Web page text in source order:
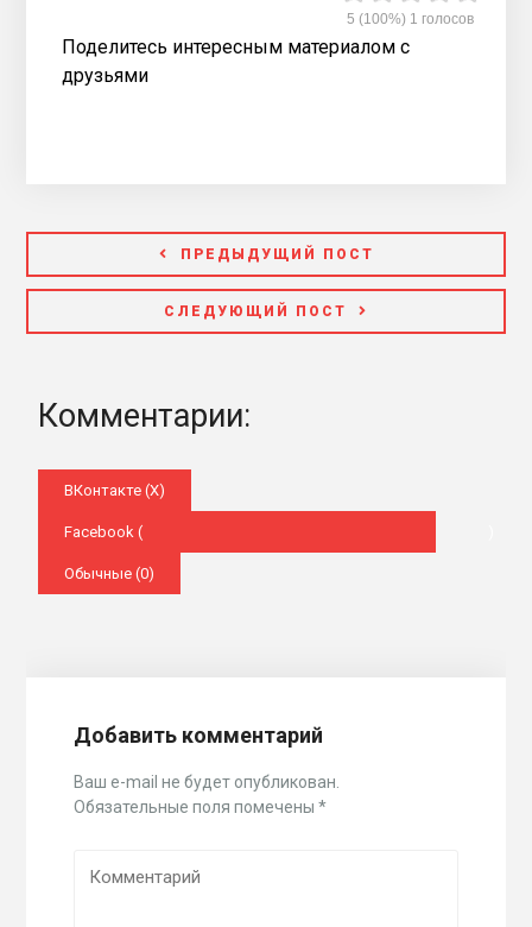
5 (100%) 1 голосов
Поделитесь интересным материалом с
друзьями
ПРЕДЫДУЩИЙ ПОСТ
СЛЕДУЮЩИЙ ПОСТ
Комментарии:
ВКонтакте (X)
Facebook (
Обычные (0)
Добавить комментарий
Ваш e-mail не будет опубликован.
Обязательные поля помечены*